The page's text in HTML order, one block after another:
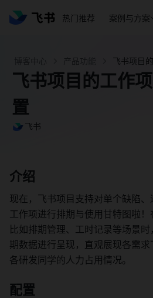
热门推荐 案例与方案
飞书项目的工作
置
飞书
介绍
现在，飞书项目支持对单个缺陷
工作项进行排期与使用甘特图啦！
比如排期管理、工时记录等场景
期数据进行呈现，直观展现各需求
各研发同学的人力占用情况。
配置